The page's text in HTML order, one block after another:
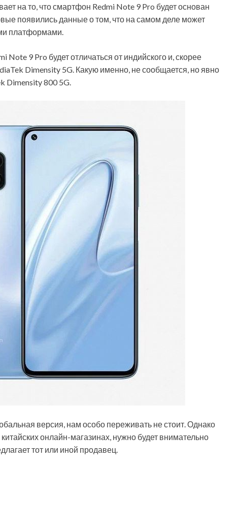
на то, что смартфон Redmi Note 9 Pro будетоснован
появились данные о том, что на самом деле может
платформами.
Note 9 Pro будет отличаться от индийского и, скорее
Dimensity 5G. Какую именно, не сообщается, но явно
Dimensity 800 5G.
версия, нам особо переживать не стоит. Однако
онлайн-магазинах, нужно будет внимательно
тот или иной продавец.